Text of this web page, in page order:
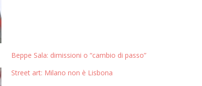
Beppe Sala: dimissioni o “cambio di passo”
Street art: Milano non è Lisbona